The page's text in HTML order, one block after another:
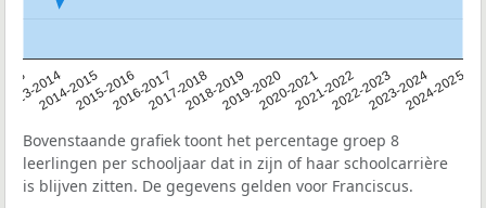
2013-20142014-20152015-20162016-20172017-20182018-20192019-20202020-20212021-20222022-20232023-20242024-2025
Bovenstaande grafiek toont het percentage groep 8
leerlingen per schooljaar dat in zijn of haar schoolcarrière
is blijven zitten. De gegevens gelden voor Franciscus.